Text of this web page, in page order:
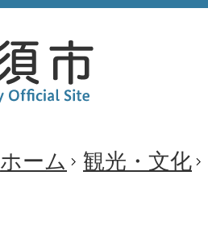
ホーム 観光・文化